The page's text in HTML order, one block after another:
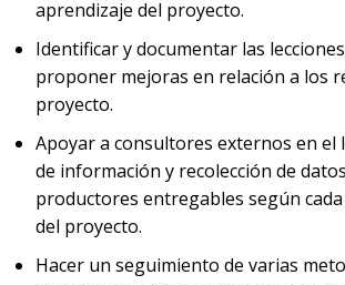
aprendizaje del proyecto.
Identificar y documentar las
proponer mejoras en relación a los
proyecto.
Apoyar a consultores externos en el
de información y recolección de
productores entregables según
del proyecto.
Hacer un seguimiento de varias